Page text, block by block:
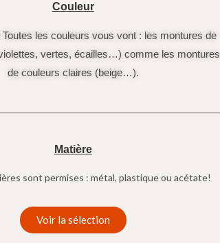
Couleur
les couleurs vous vont : les montures de
vertes, écailles…) comme les montures
de couleurs claires (beige…).
Matière
sont permises : métal, plastique ou acétate!
Voir la sélection